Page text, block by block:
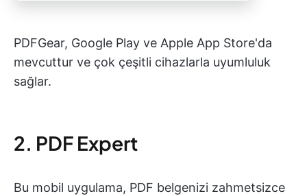
PDFGear, Google Play ve Apple App Store'da
mevcuttur ve çok çeşitli cihazlarla uyumluluk
sağlar.
2. PDF Expert
Bu mobil uygulama, PDF belgenizi zahmetsizce